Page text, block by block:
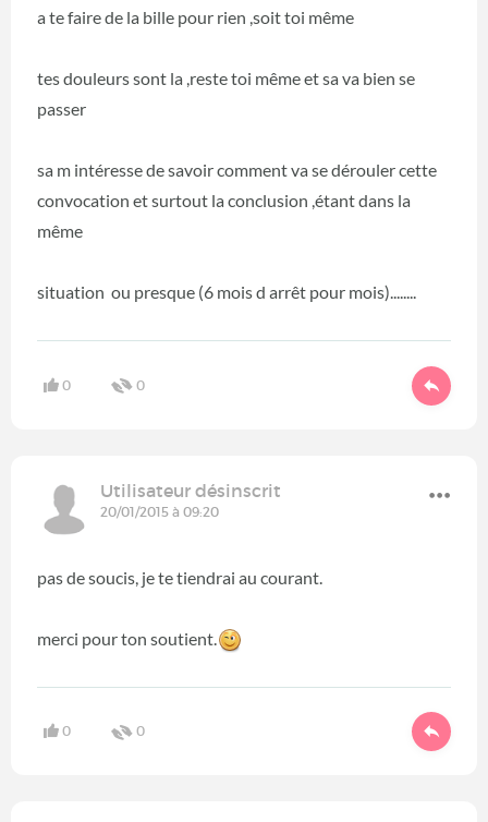
a te faire de la bille pour rien ,soit toi même
tes douleurs sont la ,reste toi même et sa va bien se
passer
sa m intéresse de savoir comment va se dérouler cette
convocation et surtout la conclusion ,étant dans la
même
situation ou presque (6 mois d arrêt pour mois)........
0 0
Utilisateur désinscrit
20/01/2015 à 09:20
pas de soucis, je te tiendrai au courant.
merci pour ton soutient.
0 0